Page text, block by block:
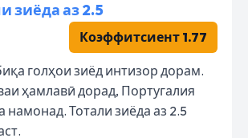
зиёда аз 2.5
Коэффитсиент 1.77
голҳои зиёд интизор дорам.
ҳамлавӣ дорад, Португалия
намонад. Тотали зиёда аз 2.5